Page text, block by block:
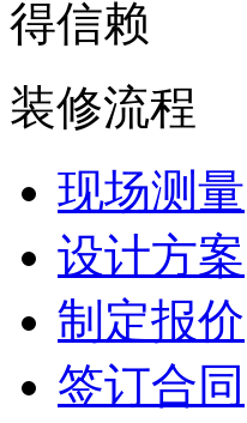
得信赖
装修流程
现场测量
设计方案
制定报价
签订合同